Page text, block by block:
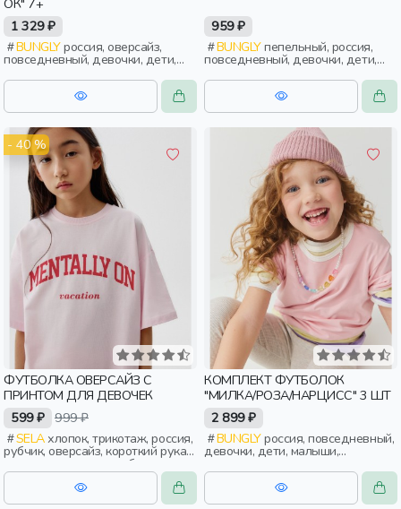
ОК" 7+
1 329 ₽
BUNGLYроссия, оверсайз,
повседневный, девочки, дети,
959 ₽
BUNGLYпепельный, россия,
повседневный, девочки, дети,
- 40 %
ФУТБОЛКА ОВЕРСАЙЗ С
ПРИНТОМ ДЛЯ ДЕВОЧЕК
599 ₽ 999 ₽
SELAхлопок, трикотаж, россия,
рубчик, оверсайз, короткий рукав,
прямые, короткие, свободные,
принт, вырез, круглый вырез,
девочки, дети
КОМПЛЕКТ ФУТБОЛОК
"МИЛКА/РОЗА/НАРЦИСС" 3 ШТ
2 899 ₽
BUNGLYроссия, повседневный,
девочки, дети, малыши,